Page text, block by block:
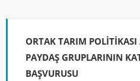
Çanak-Çömlek Üretimini Geliştirme
ORTAK TARIM
PAYDAŞ GRUPLARININ
BAŞVURUSU